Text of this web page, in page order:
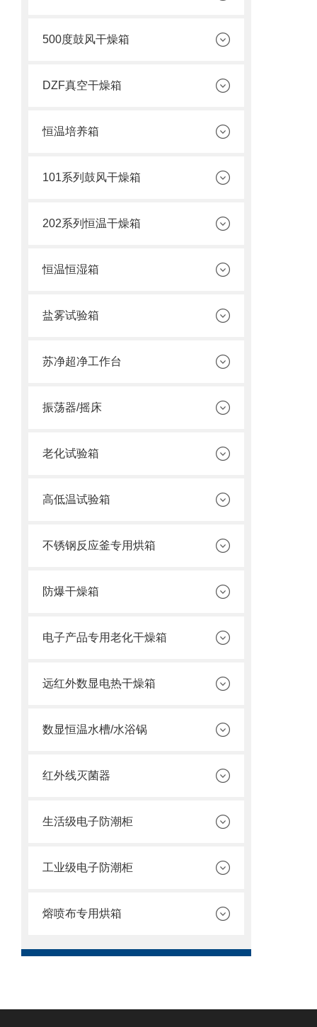
500度鼓风干燥箱
DZF真空干燥箱
恒温培养箱
101系列鼓风干燥箱
202系列恒温干燥箱
恒温恒湿箱
盐雾试验箱
苏净超净工作台
振荡器/摇床
老化试验箱
高低温试验箱
不锈钢反应釜专用烘箱
防爆干燥箱
电子产品专用老化干燥箱
远红外数显电热干燥箱
数显恒温水槽/水浴锅
红外线灭菌器
生活级电子防潮柜
工业级电子防潮柜
熔喷布专用烘箱